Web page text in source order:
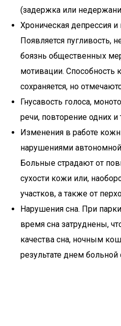
(задержка или
Хроническая депрессия
Появляется пугливость,
боязнь общественных
мотивации.
сохраняется, но
Гнусавость голоса,
речи, повторение одних и
Изменения в работе
нарушениями
Больные страдают от
сухости кожи или,
участков, а также от
Нарушения сна. При
время сна затруднены,
качества сна, ночным
результате днем